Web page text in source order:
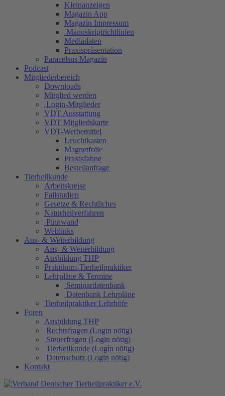
Kleinanzeigen
Magazin App
Magazin Impressum
Manuskriptrichtlinien
Mediadaten
Praxispräsentation
Paracelsus Magazin
Podcast
Mitgliederbereich
Downloads
Mitglied werden
Login-Mitglieder
VDT Ausstattung
VDT Mitgliedskarte
VDT-Werbemittel
Leuchtkasten
Magnetfolie
Praxisfahne
Bestellanfrage
Tierheilkunde
Arbeitskreise
Fallstudien
Gesetze & Rechtliches
Naturheilverfahren
Pinnwand
Weblinks
Aus- & Weiterbildung
Aus- & Weiterbildung
Ausbildung THP
Praktikum-Tierheilpraktiker
Lehrpläne & Termine
Seminardatenbank
Datenbank Lehrpläne
Tierheilpraktiker Lehrhöfe
Foren
Ausbildung THP
Rechtsfragen (Login nötig)
Steuerfragen (Login nötig)
Tierheilkunde (Login nötig)
Datenschutz (Login nötig)
Kontakt